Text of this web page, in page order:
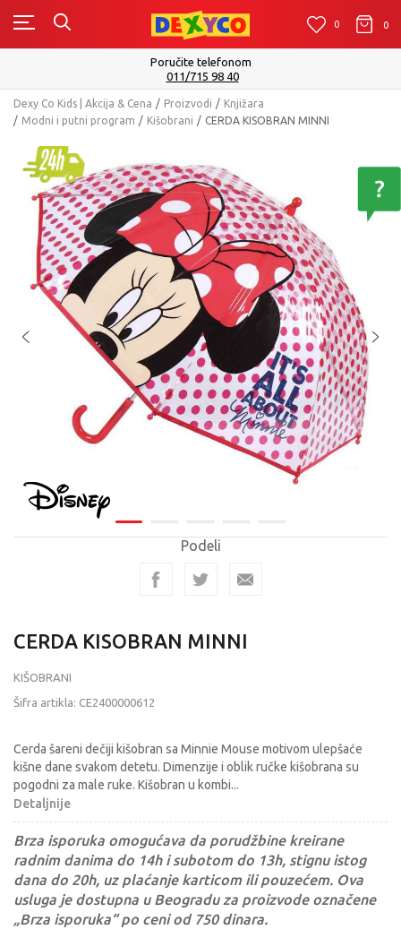
0 0 0
Dexy Co Kids | Akcija & Cena Proizvodi
Knjižara
Modni i putni program
Kišobrani CERDA KISOBRAN MINNI
Podeli
CERDA KISOBRAN MINNI
KIŠOBRANI
Šifra artikla: CE2400000612
Cerda šareni dečiji kišobran sa Minnie Mouse motivom ulepšaće
kišne dane svakom detetu. Dimenzije i oblik ručke kišobrana su
pogodni za male ruke. Kišobran u kombi...
Detaljnije
Brza isporuka omogućava da porudžbine kreirane
radnim danima do 14h i subotom do 13h, stignu istog
dana do 20h, uz plaćanje karticom ili pouzećem. Ova
usluga je dostupna u Beogradu za proizvode označene
„Brza isporuka“ po ceni od 750 dinara.